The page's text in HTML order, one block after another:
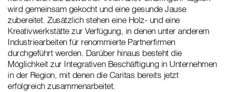
wird gemeinsam gekocht und eine gesunde Jause
zubereitet. Zusätzlich stehen eine Holz- und eine
Kreativwerkstätte zur Verfügung, in denen unter anderem
Industriearbeiten für renommierte Partnerfirmen
durchgeführt werden. Darüber hinaus besteht die
Möglichkeit zur Integrativen Beschäftigung in Unternehmen
in der Region, mit denen die Caritas bereits jetzt
erfolgreich zusammenarbeitet.